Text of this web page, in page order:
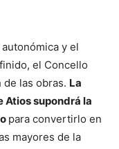
y el
el Concello
las obras. La
Atios supondrá la
para convertirlo en
mayores de la